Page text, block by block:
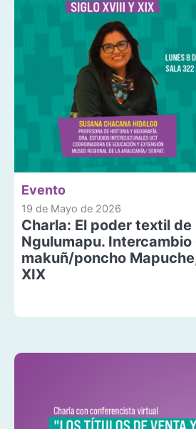
Evento
19 de Mayo de 2026
Charla: El poder textil de
Ngulumapu. Intercambio
makuñ/poncho
XIX